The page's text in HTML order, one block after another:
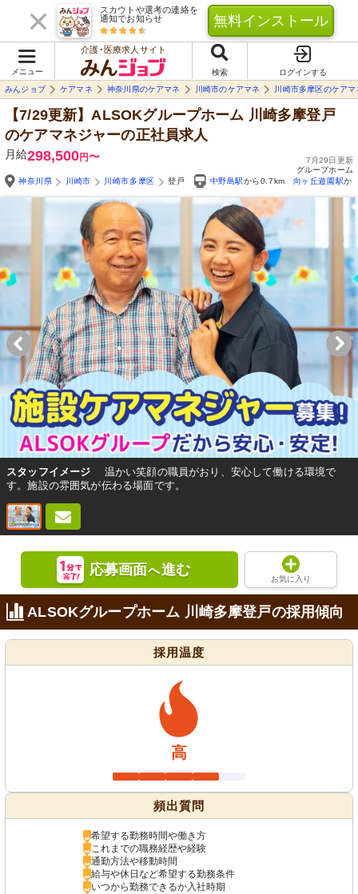
スカウトや選考の連絡を
通知でお知らせ
無料インストール
メニュー
介護･医療求人サイト
検索
ログインする
みんジョブ
ケアマネ 神奈川県のケアマネ 川崎市のケアマネ 川崎市多摩区のケアマ
【7/29更新】ALSOKグループホーム 川崎多摩登戸
のケアマネジャーの正社員求人
月給298,500円〜
7月29日更新
グループホーム
神奈川県
川崎市 川崎市多摩区 登戸 中野島駅から0.7km 向ヶ丘遊園駅か
スタッフイメージ
温かい笑顔の職員がおり、安心して働ける環境で
す。施設の雰囲気が伝わる場面です。
応募画面へ進む
お気に入り
ALSOKグループホーム 川崎多摩登戸の採用傾向
採用温度
高
頻出質問
希望する勤務時間や働き方
これまでの職務経歴や経験
通勤方法や移動時間
給与や休日など希望する勤務条件
いつから勤務できるか入社時期